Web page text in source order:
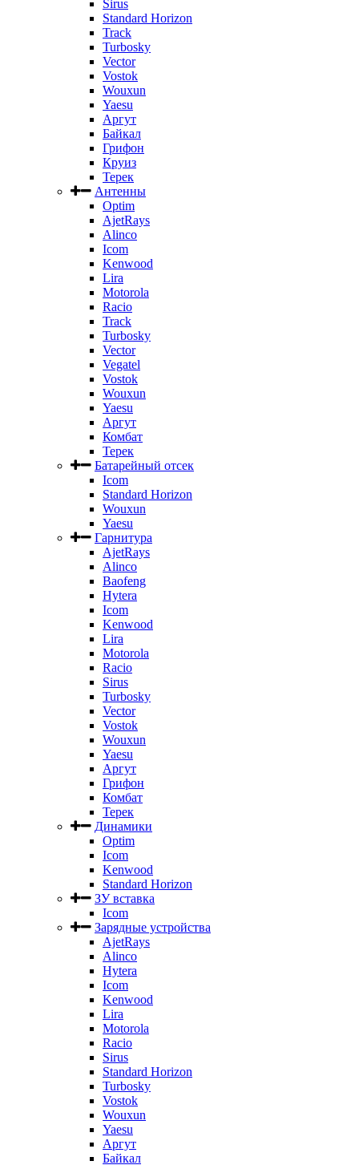
Sirus
Standard Horizon
Track
Turbosky
Vector
Vostok
Wouxun
Yaesu
Аргут
Байкал
Грифон
Круиз
Терек
Антенны
Optim
AjetRays
Alinco
Icom
Kenwood
Lira
Motorola
Racio
Track
Turbosky
Vector
Vegatel
Vostok
Wouxun
Yaesu
Аргут
Комбат
Терек
Батарейный отсек
Icom
Standard Horizon
Wouxun
Yaesu
Гарнитура
AjetRays
Alinco
Baofeng
Hytera
Icom
Kenwood
Lira
Motorola
Racio
Sirus
Turbosky
Vector
Vostok
Wouxun
Yaesu
Аргут
Грифон
Комбат
Терек
Динамики
Optim
Icom
Kenwood
Standard Horizon
ЗУ вставка
Icom
Зарядные устройства
AjetRays
Alinco
Hytera
Icom
Kenwood
Lira
Motorola
Racio
Sirus
Standard Horizon
Turbosky
Vostok
Wouxun
Yaesu
Аргут
Байкал